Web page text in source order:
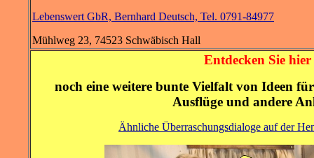
Lebenswert GbR, Bernhard Deutsch, Tel. 0791-84977
Mühlweg 23, 74523 Schwäbisch Hall
Entdecken Sie hier
noch eine weitere bunte Vielfalt von Ideen
Ausflüge und andere
Ähnliche Überraschungsdialoge auf der